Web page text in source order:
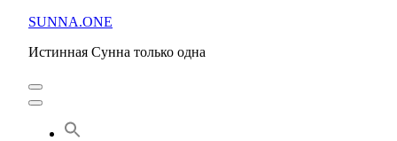
Перейти
содержимому
Enter)
SUNNA.ONE
Истинная Сунна только одна